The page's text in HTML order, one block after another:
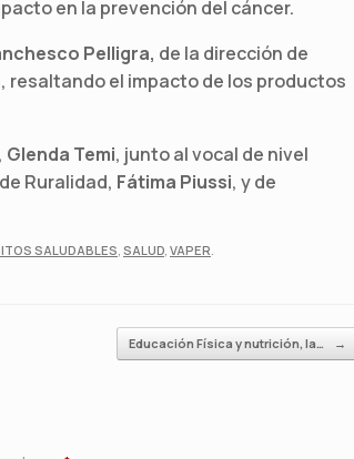
en la prevención del cáncer.
Pelligra, de la dirección de
resaltando el impacto de los productos
Glenda Temi, junto al vocal de nivel
Ruralidad, Fátima Piussi, y de
SALUDABLES, SALUD, VAPER.
Educación Física y nutrición, la… →